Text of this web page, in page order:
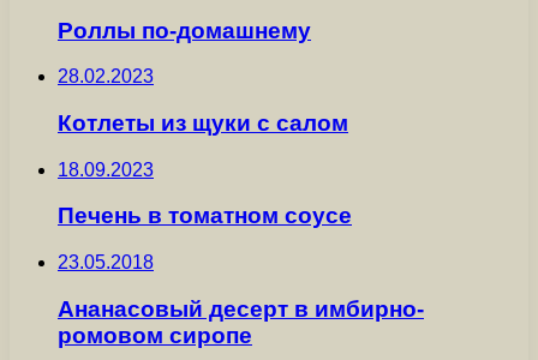
Роллы по-домашнему
28.02.2023
Котлеты из щуки с салом
18.09.2023
Печень в томатном соусе
23.05.2018
Ананасовый десерт в имбирно-
ромовом сиропе